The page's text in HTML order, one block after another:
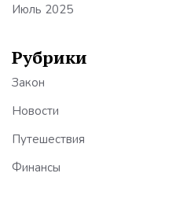
Июль 2025
Рубрики
Закон
Новости
Путешествия
Финансы